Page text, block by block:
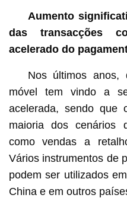
Aumento
das transacções
acelerado do
Nos últimos anos,
móvel tem vindo a
acelerada, sendo que
maioria dos cenários
como vendas a
Vários instrumentos de
podem ser utilizados
China e em outros